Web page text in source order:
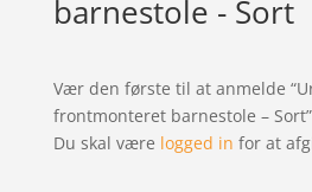
barnestole - Sort
Vær den første til at anmelde
frontmonteret barnestole – Sort”
Du skal være logged in for at